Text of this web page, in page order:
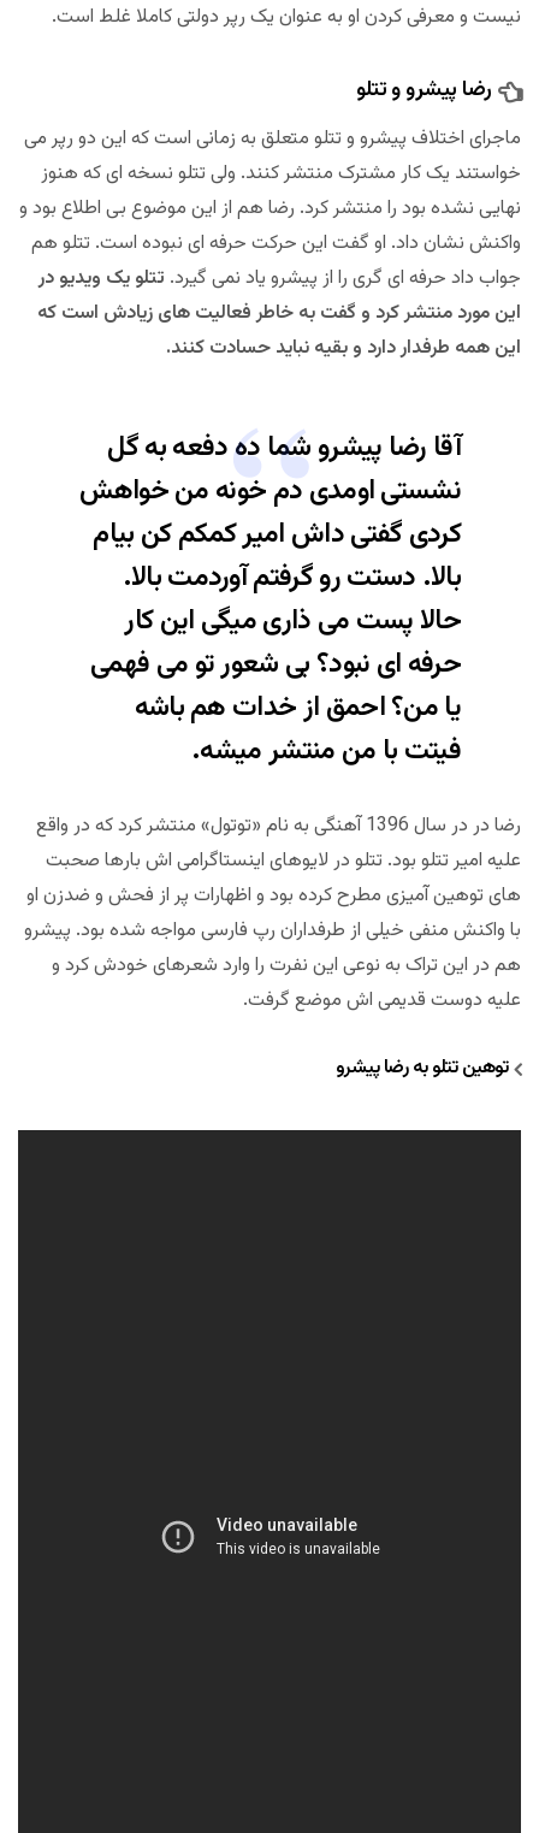
نیست و معرفی کردن او به عنوان یک رپر دولتی کاملا غلط است.
رضا پیشرو و تتلو
ماجرای اختلاف پیشرو و تتلو متعلق به زمانی است که این دو رپر می
خواستند یک کار مشترک منتشر کنند. ولی تتلو نسخه ای که هنوز
نهایی نشده بود را منتشر کرد. رضا هم از این موضوع بی اطلاع بود و
واکنش نشان داد. او گفت این حرکت حرفه ای نبوده است. تتلو هم
جواب داد حرفه ای گری را از پیشرو یاد نمی گیرد. تتلو یک ویدیو در
این مورد منتشر کرد و گفت به خاطر فعالیت های زیادش است که
این همه طرفدار دارد و بقیه نباید حسادت کنند.
آقا رضا پیشرو شما ده دفعه به گل
نشستی اومدی دم خونه من خواهش
کردی گفتی داش امیر کمکم کن بیام
بالا. دستت رو گرفتم آوردمت بالا.
حالا پست می ذاری میگی این کار
حرفه ای نبود؟ بی شعور تو می فهمی
یا من؟ احمق از خدات هم باشه
فیتت با من منتشر میشه.
رضا در در سال 1396 آهنگی به نام «توتول» منتشر کرد که در واقع
علیه امیر تتلو بود. تتلو در لایوهای اینستاگرامی اش بارها صحبت
های توهین آمیزی مطرح کرده بود و اظهارات پر از فحش و ضدزن او
با واکنش منفی خیلی از طرفداران رپ فارسی مواجه شده بود. پیشرو
هم در این تراک به نوعی این نفرت را وارد شعرهای خودش کرد و
علیه دوست قدیمی اش موضع گرفت.
توهین تتلو به رضا پیشرو